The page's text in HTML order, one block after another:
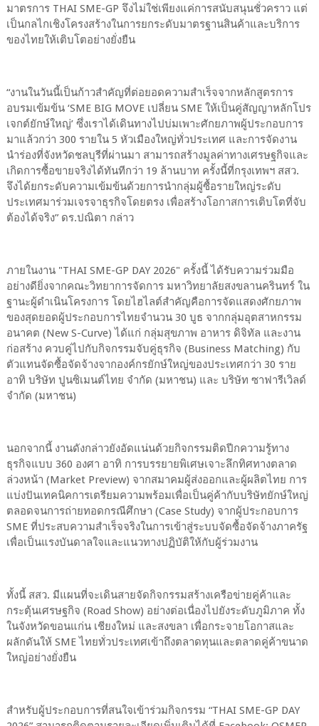
มาตรการ THAI SME-GP จึงไม่ใช่เพียงแค่การสนับสนุนชั่วคราว แต่
เป็นกลไกเชิงโครงสร้างในการยกระดับมาตรฐานสินค้าและบริการ
ของไทยให้เติบโตอย่างยั่งยืน
“งานในวันนี้เป็นก้าวสำคัญที่ต่อยอดความสำเร็จจากหลักสูตรการ
อบรมเข้มข้น ‘SME BIG MOVE เปลี่ยน SME ให้เป็นคู่สัญญาหลักโปร
เจกต์ยักษ์ใหญ่’ ซึ่งเราได้เดินทางไปบ่มเพาะศักยภาพผู้ประกอบการ
มาแล้วกว่า 300 รายใน 5 หัวเมืองใหญ่ทั่วประเทศ และการจัดงาน
นำร่องที่จังหวัดชลบุรีที่ผ่านมา สามารถสร้างมูลค่าทางเศรษฐกิจและ
เกิดการซื้อขายจริงได้ทันทีกว่า 19 ล้านบาท ครั้งนี้ที่กรุงเทพฯ สสว.
จึงได้ยกระดับความเข้มข้นด้วยการนำกลุ่มผู้ซื้อรายใหญ่ระดับ
ประเทศมาร่วมเจรจาธุรกิจโดยตรง เพื่อสร้างโอกาสการเติบโตที่จับ
ต้องได้จริง” ดร.ปณิตา กล่าว
ภายในงาน "THAI SME-GP DAY 2026" ครั้งนี้ ได้รับความร่วมมือ
อย่างดียิ่งจากคณะวิทยาการจัดการ มหาวิทยาลัยสงขลานครินทร์ ใน
ฐานะผู้ดำเนินโครงการ โดยไฮไลต์สำคัญคือการจัดแสดงศักยภาพ
ของสุดยอดผู้ประกอบการไทยจำนวน 30 บูธ จากกลุ่มอุตสาหกรรม
อนาคต (New S-Curve) ได้แก่ กลุ่มสุขภาพ อาหาร ดิจิทัล และงาน
ก่อสร้าง ควบคู่ไปกับกิจกรรมจับคู่ธุรกิจ (Business Matching) กับ
ตัวแทนจัดซื้อจัดจ้างจากองค์กรยักษ์ใหญ่ของประเทศกว่า 30 ราย
อาทิ บริษัท ปูนซิเมนต์ไทย จำกัด (มหาชน) และ บริษัท ซาฟารีเวิลด์
จำกัด (มหาชน)
นอกจากนี้ งานดังกล่าวยังอัดแน่นด้วยกิจกรรมติดปีกความรู้ทาง
ธุรกิจแบบ 360 องศา อาทิ การบรรยายพิเศษเจาะลึกทิศทางตลาด
ล่วงหน้า (Market Preview) จากสมาคมผู้ส่งออกและผู้ผลิตไทย การ
แบ่งปันเทคนิคการเตรียมความพร้อมเพื่อเป็นคู่ค้ากับบริษัทยักษ์ใหญ่
ตลอดจนการถ่ายทอดกรณีศึกษา (Case Study) จากผู้ประกอบการ
SME ที่ประสบความสำเร็จจริงในการเข้าสู่ระบบจัดซื้อจัดจ้างภาครัฐ
เพื่อเป็นแรงบันดาลใจและแนวทางปฏิบัติให้กับผู้ร่วมงาน
ทั้งนี้ สสว. มีแผนที่จะเดินสายจัดกิจกรรมสร้างเครือข่ายคู่ค้าและ
กระตุ้นเศรษฐกิจ (Road Show) อย่างต่อเนื่องไปยังระดับภูมิภาค ทั้ง
ในจังหวัดขอนแก่น เชียงใหม่ และสงขลา เพื่อกระจายโอกาสและ
ผลักดันให้ SME ไทยทั่วประเทศเข้าถึงตลาดทุนและตลาดคู่ค้าขนาด
ใหญ่อย่างยั่งยืน
สำหรับผู้ประกอบการที่สนใจเข้าร่วมกิจกรรม “THAI SME-GP DAY